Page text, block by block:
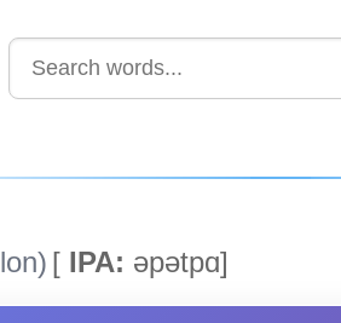
[ IPA: əpətpɑ]